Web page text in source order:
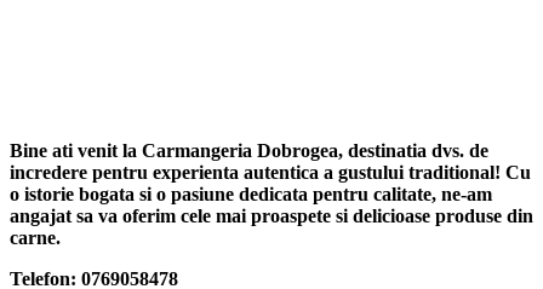
Bine ati venit la Carmangeria Dobrogea, destinatia dvs. de
incredere pentru experienta autentica a gustului traditional! Cu
o istorie bogata si o pasiune dedicata pentru calitate, ne-am
angajat sa va oferim cele mai proaspete si delicioase produse din
carne.
Telefon: 0769058478